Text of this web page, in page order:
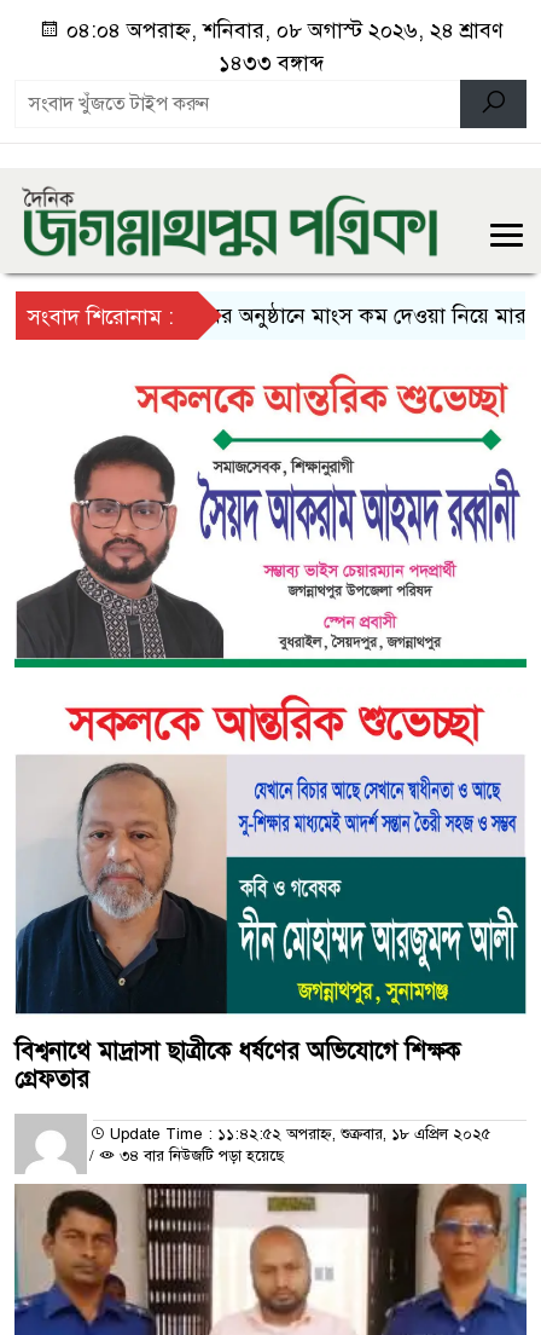
০৪:০৪ অপরাহ্ন, শনিবার, ০৮ অগাস্ট ২০২৬, ২৪ শ্রাবণ
১৪৩৩ বঙ্গাব্দ
সংবাদ শিরোনাম :বিয়ের অনুষ্ঠানে মাংস কম দেওয়া নিয়ে
বিশ্বনাথে মাদ্রাসা ছাত্রীকে ধর্ষণের অভিযোগে শিক্ষক
গ্রেফতার
Update Time : ১১:৪২:৫২ অপরাহ্ন, শুক্রবার, ১৮ এপ্রিল ২০২৫
/
৩৪ বার নিউজটি পড়া হয়েছে